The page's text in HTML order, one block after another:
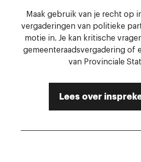
Maak gebruik van je recht op
vergaderingen van politieke
motie in. Je kan kritische
gemeenteraadsvergadering of
van Provinciale
Lees over